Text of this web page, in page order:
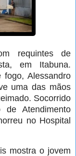
requintes de
em Itabuna.
Alessandro
uma das mãos
Socorrido
de Atendimento
no Hospital
mostra o jovem